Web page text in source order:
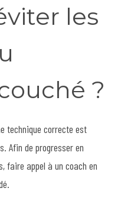
les
?
technique correcte est
Afin de progresser en
faire appel à un coach en